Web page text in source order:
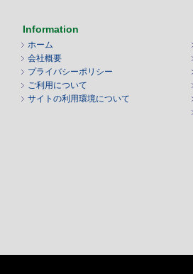
Information
ホーム
会社概要
プライバシーポリシー
ご利用について
サイトの利用環境について